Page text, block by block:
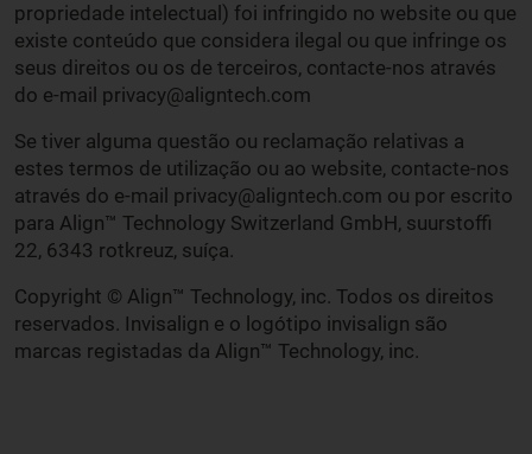
propriedade intelectual) foi infringido no website ou que
existe conteúdo que considera ilegal ou que infringe os
seus direitos ou os de terceiros, contacte-nos através
do e-mail privacy@aligntech.com
Se tiver alguma questão ou reclamação relativas a
estes termos de utilização ou ao website, contacte-nos
através do e-mail privacy@aligntech.com ou por escrito
para Align™ Technology Switzerland GmbH, suurstoffi
22, 6343 rotkreuz, suíça.
Copyright © Align™ Technology, inc. Todos os direitos
reservados. Invisalign e o logótipo invisalign são
marcas registadas da Align™ Technology, inc.